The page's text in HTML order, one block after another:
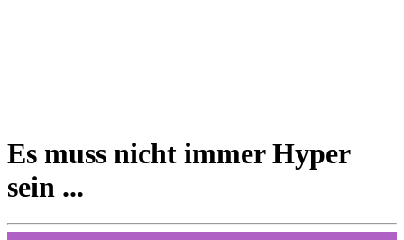
Es muss nicht immer Hyper
sein ...